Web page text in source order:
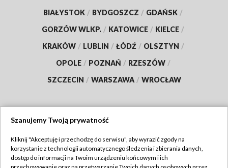
BIAŁYSTOK / BYDGOSZCZ / GDAŃSK /
GORZÓW WLKP. / KATOWICE / KIELCE /
KRAKÓW / LUBLIN / ŁÓDŹ / OLSZTYN /
OPOLE / POZNAŃ / RZESZÓW /
SZCZECIN / WARSZAWA / WROCŁAW
TVP
Szanujemy Twoją prywatność
Kliknij "Akceptuję i przechodzę do serwisu", aby wyrazić zgody na
korzystanie z technologii automatycznego śledzenia i zbierania danych,
dostęp do informacji na Twoim urządzeniu końcowym i ich